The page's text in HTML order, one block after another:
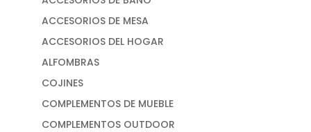
ACCESORIOS DE MESA
ACCESORIOS DEL HOGAR
ALFOMBRAS
COJINES
COMPLEMENTOS DE MUEBLE
COMPLEMENTOS OUTDOOR